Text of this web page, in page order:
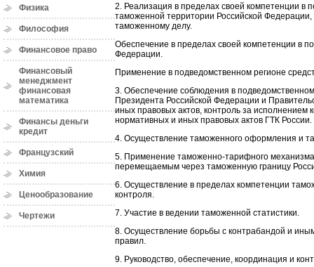
Физика
Философия
Финансовое право
Финансовый
менеджмент
финансовая
математика
Финансы деньги
кредит
Французский
Химия
Ценообразование
Чертежи
2. Реализация в пределах своей компетенции в
таможенной территории Российской
таможенному делу.
Обеспечение в пределах своей компетенции в
Федерации.
Применение в подведомственном регионе
3. Обеспечение соблюдения в
Президента Российской Федерации и
иных правовых актов, контроль за
нормативных и иных правовых актов ГТК России.
4. Осуществление таможенного оформления и
5. Применение таможенно-тарифного механизма
перемещаемым через таможенную границу
6. Осуществление в пределах компетенции
контроля.
7. Участие в ведении таможенной статистики.
8. Осуществление борьбы с контрабандой и
правил.
9. Руководство, обеспечение, координация и